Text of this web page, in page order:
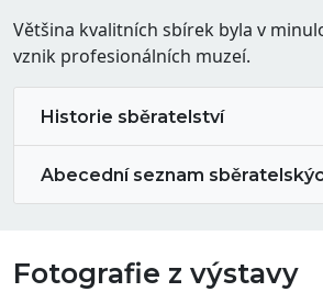
Většina kvalitních sbírek byla v
vznik profesionálních muzeí.
Historie sběratelství
Abecední seznam
Fotografie z výstavy